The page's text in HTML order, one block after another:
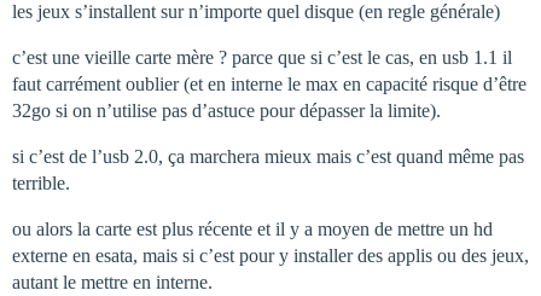
les jeux s’installent sur n’importe quel disque (en regle générale)
c’est une vieille carte mère ? parce que si c’est le cas, en usb 1.1 il
faut carrément oublier (et en interne le max en capacité risque d’être
32go si on n’utilise pas d’astuce pour dépasser la limite).
si c’est de l’usb 2.0, ça marchera mieux mais c’est quand même pas
terrible.
ou alors la carte est plus récente et il y a moyen de mettre un hd
externe en esata, mais si c’est pour y installer des applis ou des jeux,
autant le mettre en interne.